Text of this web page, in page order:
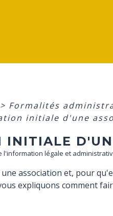
> Formalités
initiale d'une
INITIALE
l'information légale et
association et, pour
expliquons comment